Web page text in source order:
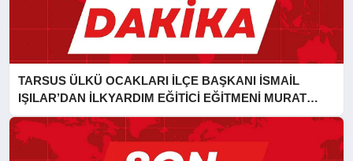
TARSUS ÜLKÜ OCAKLARI İLÇE BAŞKANI İSMAİL
IŞILAR’DAN İLKYARDIM EĞİTİCİ EĞİTMENİ MURAT
CAN FİDAN’A ZİYARET